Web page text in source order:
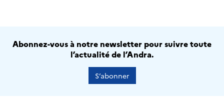
Abonnez-vous à notre newsletter pour suivre toute
l’actualité de l’Andra.
S’abonner